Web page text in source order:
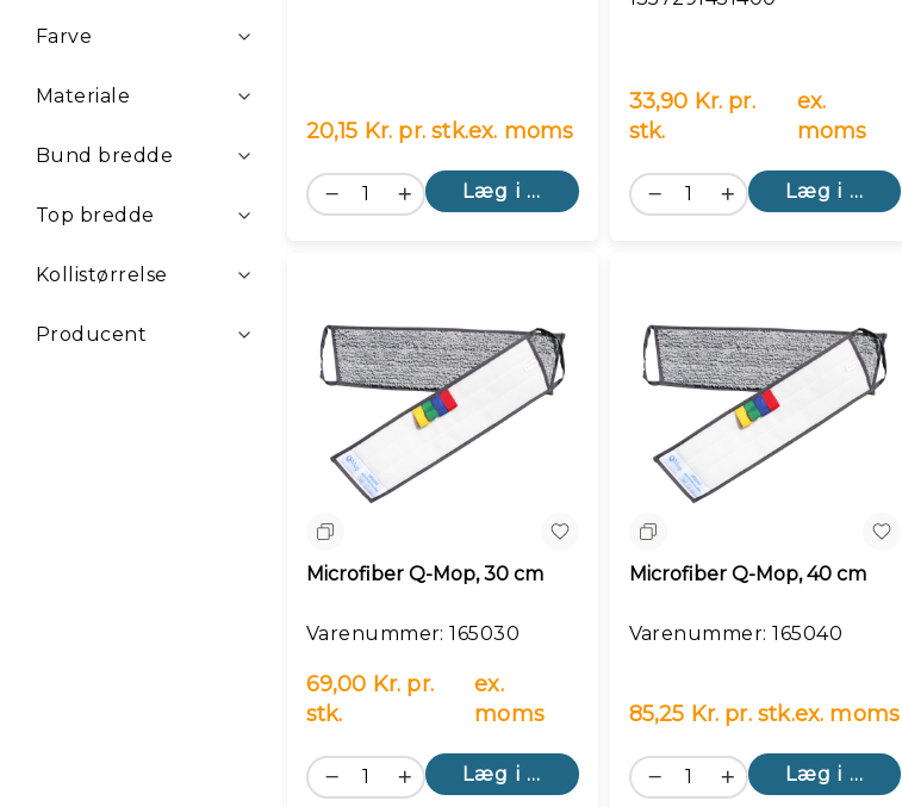
20,15 Kr. pr. stk.ex. moms
Læg i kurv
33,90 Kr. pr.
stk.
ex.
moms
Læg i kurv
Sammenlign
Microfiber Q-Mop, 30 cm
Varenummer: 165030
69,00 Kr. pr.
stk.
ex.
moms
Læg i kurv
Sammenlign
Microfiber Q-Mop, 40 cm
Varenummer: 165040
85,25 Kr. pr. stk.ex. moms
Læg i kurv
Farve
Materiale
Bund bredde
Top bredde
Kollistørrelse
Producent